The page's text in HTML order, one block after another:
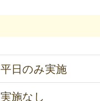
平日のみ実施
実施なし